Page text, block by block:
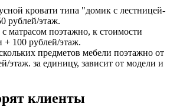
кровати типа "домик с лестницей-
рублей/этаж.
матрасом поэтажно, к стоимости
+ 100 рублей/этаж.
предметов мебели поэтажно от
этаж. за единицу, зависит от модели и
клиенты